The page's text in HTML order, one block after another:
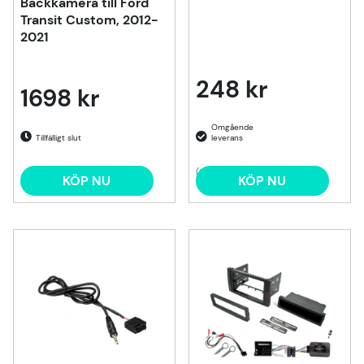
Transit Custom, 2012-
2021
1698 kr
Tillfälligt slut
KÖP NU
248 kr
(3) KÖP NU